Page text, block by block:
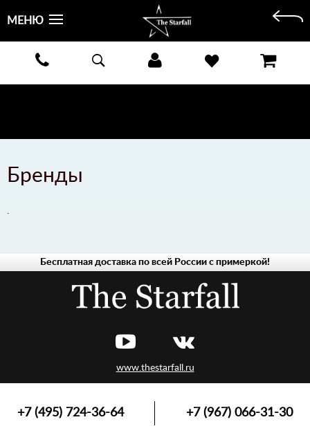
БЕСПЛАТНАЯ ДОСТАВКА КУРЬЕРОМ ИЛИ ПОЧТОЙ ПО ВСЕЙ РОССИИ! ОПЛАТА ПРИ ПОЛУЧЕНИИ
ПОДРОБНЕЕ >
МЕНЮ
Бренды
.
Бесплатная доставка по всей России с примеркой!
www.thestarfall.ru
+7 (495) 724-36-64 +7 (967) 066-31-30